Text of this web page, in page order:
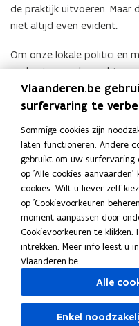
de praktijk uitvoeren. Maar
niet altijd even evident.
Om onze lokale politici en
ondersteunen, bezochten
vervoerregio’s Brugge,
2024 verschillende steden
mobiliteitsprojecten die in
mobiliteitsplannen werd
in eeninspiratiegids
(
P
D
F
b
s
a
.
De gids geeft tekst en
uitdaging van de
en de weg ernaartoe. Er is
bij de projecten, het
relatie met het regionaal
Deel deze pagina
Vlaanderen.be
surfervaring te
Sommige cookies zijn
laten functioneren. Andere
gebruikt om uw
op 'Alle cookies
cookies. Wilt u liever zelf
op 'Cookievoorkeuren
moment aanpassen door
Cookievoorkeuren te
intrekken. Meer info leest u
Vlaanderen.be.
Alle
Enkel